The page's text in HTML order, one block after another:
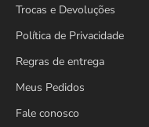
Trocas e Devoluções
Política de Privacidade
Regras de entrega
Meus Pedidos
Fale conosco